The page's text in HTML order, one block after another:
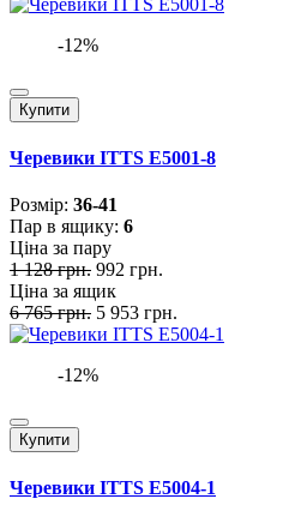
-12%
Купити
Черевики ITTS E5001-8
Розмiр: 36-41
Пар в ящику: 6
Ціна за пару
1 128 грн. 992 грн.
Ціна за ящик
6 765 грн. 5 953 грн.
-12%
Купити
Черевики ITTS E5004-1